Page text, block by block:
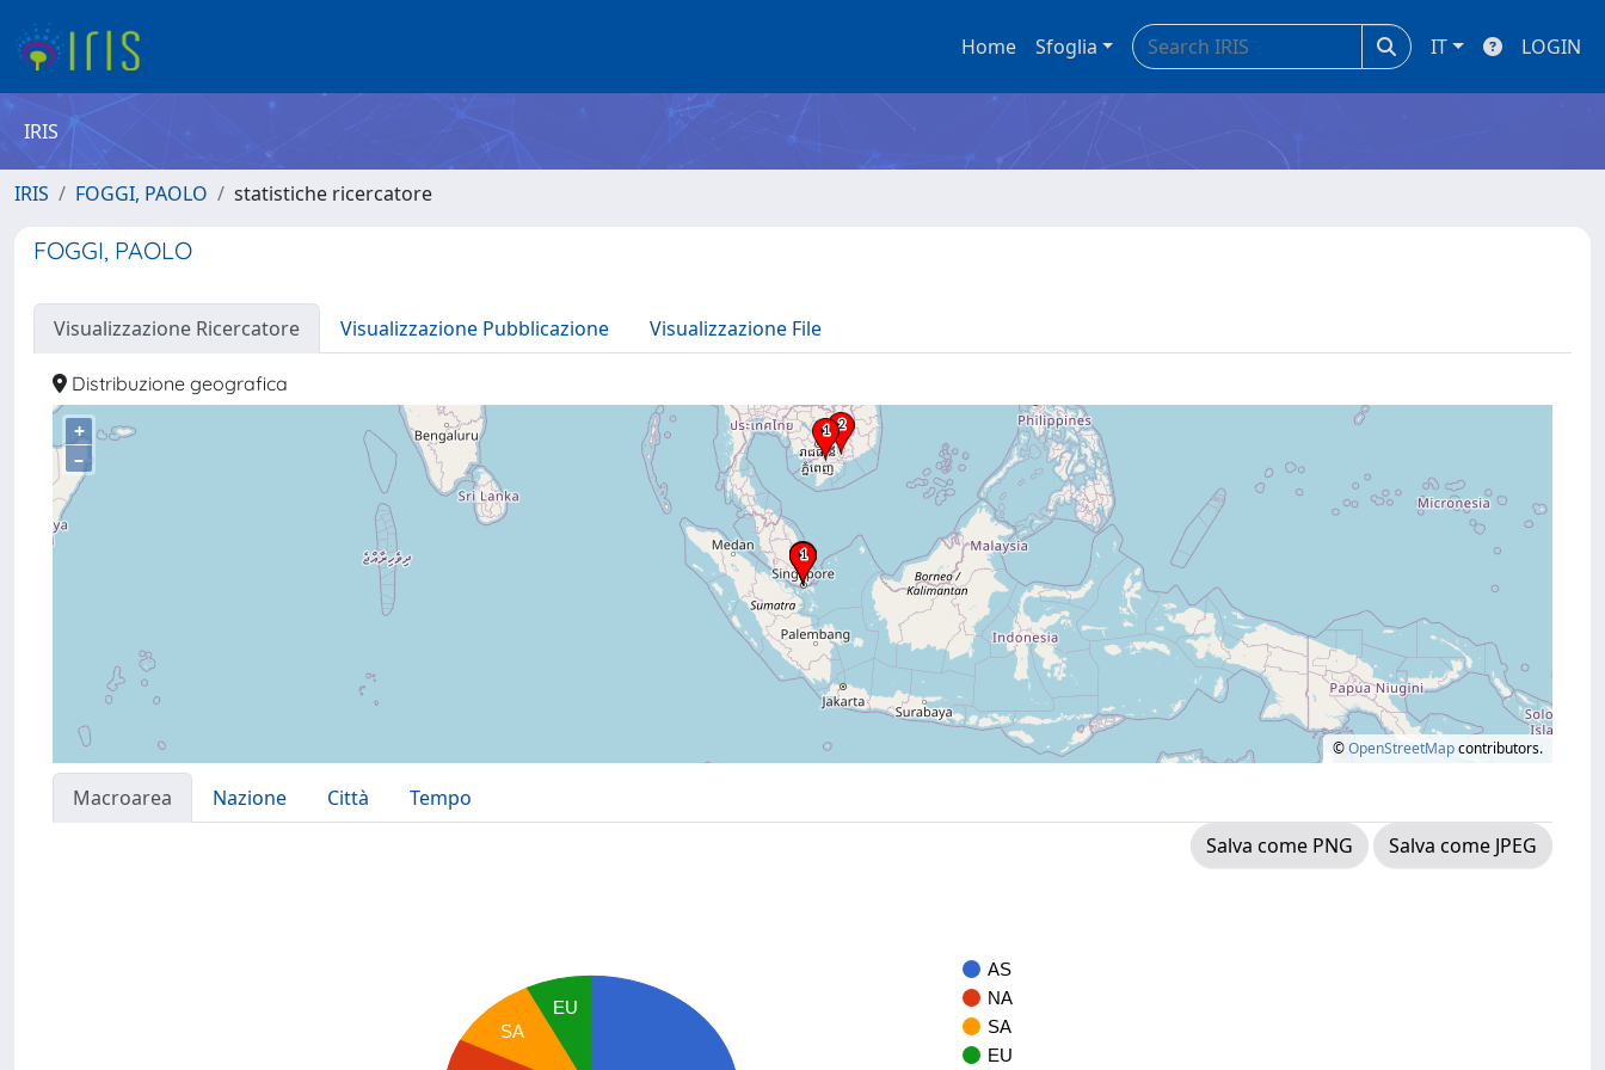
Home Sfoglia IT LOGIN
IRIS
IRIS FOGGI, PAOLO statistiche ricercatore
FOGGI, PAOLO
Visualizzazione Ricercatore Visualizzazione Pubblicazione Visualizzazione File
Distribuzione geografica
+
–
©OpenStreetMapcontributors.
Macroarea Nazione Città
Tempo
Salva come PNG
Salva come JPEG
AS
NA
SA
EU
EU
SA